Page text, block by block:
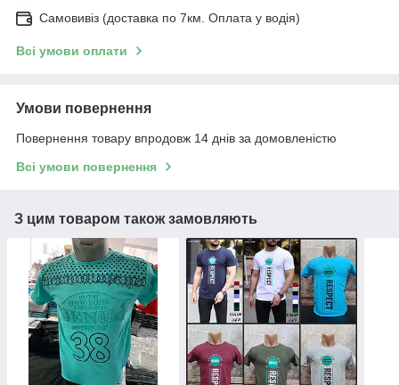
Самовивіз (доставка по 7км. Оплата у водія)
Всі умови оплати
Умови повернення
Повернення товару впродовж 14 днів за домовленістю
Всі умови повернення
З цим товаром також замовляють